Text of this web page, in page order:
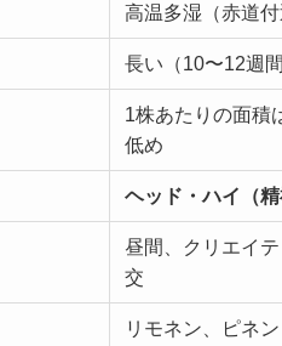
高温多湿（赤道付
長い（10〜12週間
1株あたりの面積
低め
ヘッド・ハイ（精
昼間、クリエイ
交
リモネン、ピネン